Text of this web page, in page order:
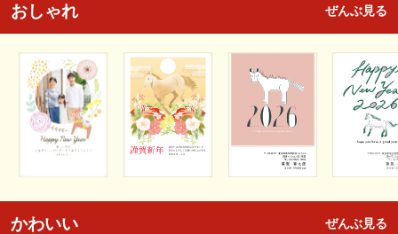
おしゃれ ぜんぶ見る
かわいい ぜんぶ見る